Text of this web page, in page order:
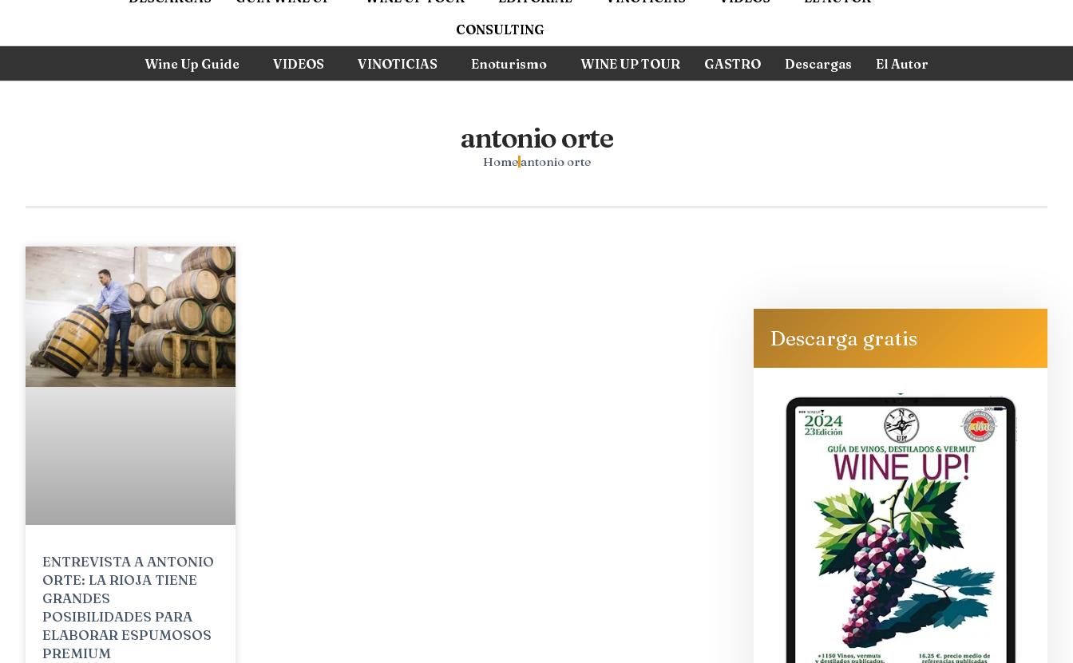
CONSULTING
Wine Up Guide VIDEOS VINOTICIAS Enoturismo WINE UP TOUR GASTRO Descargas El Autor
antonio orte
Homeantonio orte
ENTREVISTA A ANTONIO
ORTE: LA RIOJA TIENE
GRANDES
POSIBILIDADES PARA
ELABORAR ESPUMOSOS
PREMIUM
Descarga gratis